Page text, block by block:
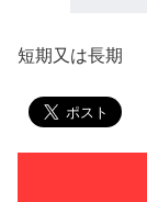
短期又は長期